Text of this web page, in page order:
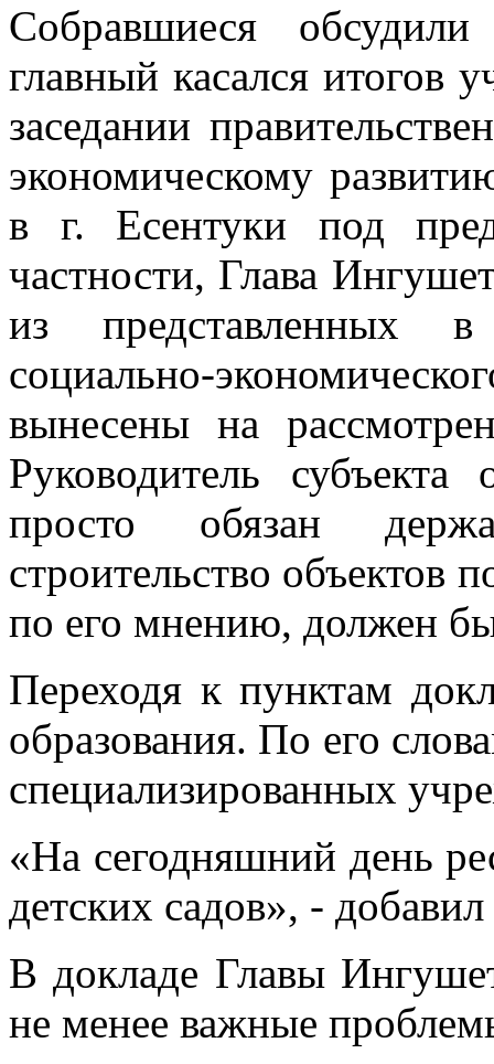
Собравшиеся
главный касался итогов
заседании
экономическому
в г. Есентуки под
частности, Глава
из представленных
социально-
вынесены на
Руководитель
просто обязан
строительство
по его мнению, должен
Переходя к пунктам
образования. По его
специализированных
«На сегодняшний день
детских садов», - добавил
В докладе Главы
не менее важные